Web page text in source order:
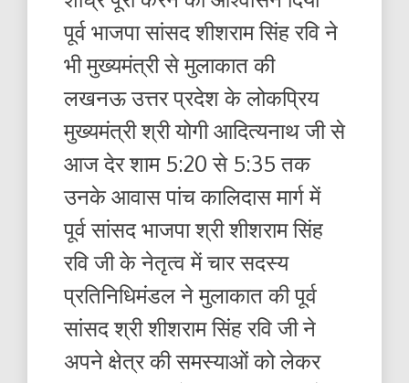
पूर्व भाजपा सांसद शीशराम सिंह रवि ने
भी मुख्यमंत्री से मुलाकात की
लखनऊ उत्तर प्रदेश के लोकप्रिय
मुख्यमंत्री श्री योगी आदित्यनाथ जी से
आज देर शाम 5:20 से 5:35 तक
उनके आवास पांच कालिदास मार्ग में
पूर्व सांसद भाजपा श्री शीशराम सिंह
रवि जी के नेतृत्व में चार सदस्य
प्रतिनिधिमंडल ने मुलाकात की पूर्व
सांसद श्री शीशराम सिंह रवि जी ने
अपने क्षेत्र की समस्याओं को लेकर